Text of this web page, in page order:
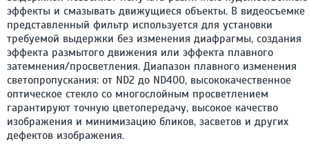
эффекты и смазывать движущиеся объекты. В видеосъемке
представленный фильтр используется для установки
требуемой выдержки без изменения диафрагмы, создания
эффекта размытого движения или эффекта плавного
затемнения/просветления. Диапазон плавного изменения
светопропускания: от ND2 до ND400, высококачественное
оптическое стекло со многослойным просветлением
гарантируют точную цветопередачу, высокое качество
изображения и минимизацию бликов, засветов и других
дефектов изображения.